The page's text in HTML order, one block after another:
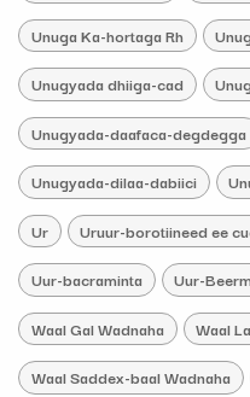
Unuga Ka-hortaga Rh
Unugyada dhiiga-cad
Unugyada-daafaca-degdegga
Unugyada-dilaa-dabiici
Ur Uruur-borotiineed ee
Uur-bacraminta Uur-
Waal Gal Wadnaha Waal
Waal Saddex-baal Wadnaha